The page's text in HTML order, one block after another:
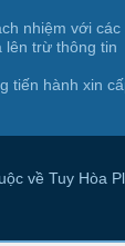
nhiệm với các
lên trừ thông tin
tiến hành xin
về Tuy Hòa